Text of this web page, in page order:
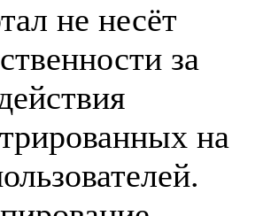
не несёт
за
на